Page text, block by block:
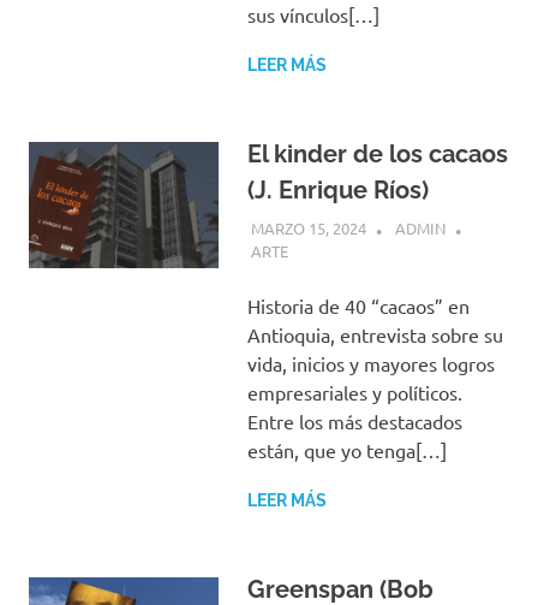
sus vínculos[…]
LEER MÁS
El kinder de los cacaos
(J. Enrique Ríos)
MARZO 15, 2024
ADMIN
ARTE
Historia de 40 “cacaos” en
Antioquia, entrevista sobre su
vida, inicios y mayores logros
empresariales y políticos.
Entre los más destacados
están, que yo tenga[…]
LEER MÁS
Greenspan (Bob